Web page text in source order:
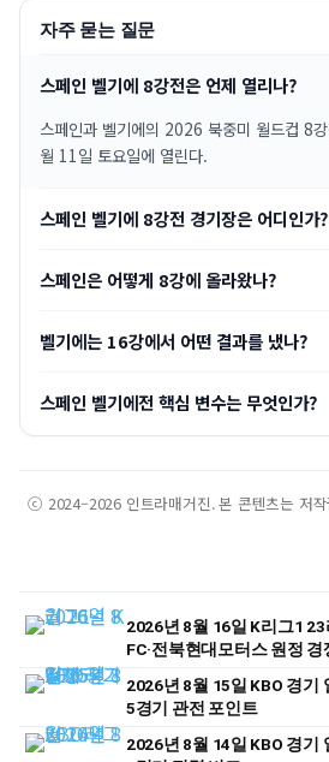
자주 묻는 질문
스페인 벨기에 8강전은 언제 열리나?
스페인과 벨기에의 2026 북중미 월드컵 8
월 11일 토요일에 열린다.
스페인 벨기에 8강전 경기장은 어디인가?
스페인은 어떻게 8강에 올라왔나?
벨기에는 16강에서 어떤 결과를 냈나?
스페인 벨기에전 핵심 변수는 무엇인가?
ⓒ 2024–2026 인트라매거진. 본 콘텐츠는 저
2026년 8월 16일 K리그1
FC·전북현대모터스 원정
2026년 8월 15일 KBO 경기
5경기 관전 포인트
2026년 8월 14일 KBO 경기